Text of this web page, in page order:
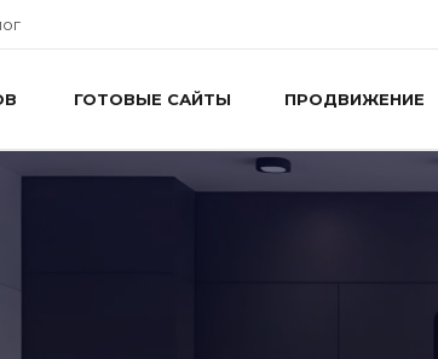
ГОТОВЫЕ САЙТЫ ПРОДВИЖЕНИЕ